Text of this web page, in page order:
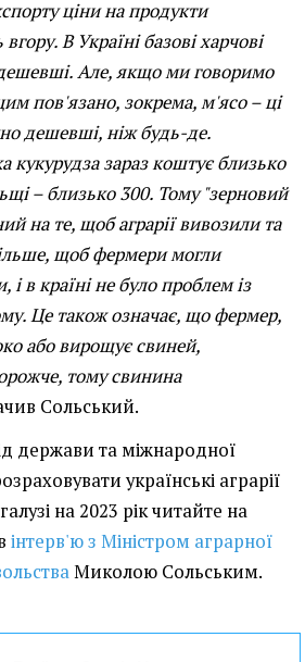
ціни на продукти
В Україні базові харчові
Але, якщо ми говоримо
пов'язано, зокрема, м'ясо – ці
дешевші, ніж будь-де.
кукурудза зараз коштує близько
– близько 300. Тому "зерновий
на те, щоб аграрії вивозили та
щоб фермери могли
і в країні не було проблем із
Це також означає, що фермер,
або вирощує свиней,
тому свинина
Сольський.
держави та міжнародної
українські аграрії
на 2023 рік читайте на
інтерв'ю з Міністром аграрної
Миколою Сольським.